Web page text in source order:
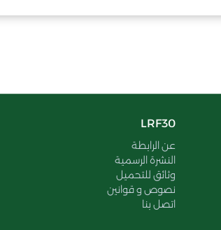
LRF30
عن الرابطة
النشرة الرسمية
وثائق للتحميل
نصوص و قوانين
اتصل بنا